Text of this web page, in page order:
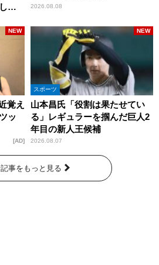
て
2026.08.08
覚え
ッ
NEW
AD
スポーツ
山本昌氏「役割は果たせてい
る」レギュラーを掴んだ巨人2
年目の新人王候補
2026.08.07
NEW
事をもっと見る